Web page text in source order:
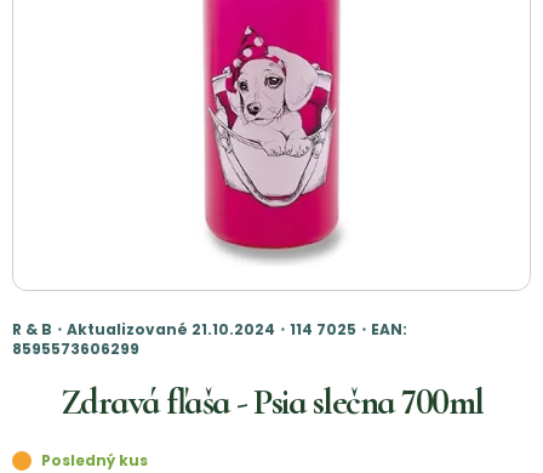
R & B・Aktualizované 21.10.2024・114 7025・EAN:
8595573606299
Zdravá fľaša - Psia slečna 700ml
Posledný kus